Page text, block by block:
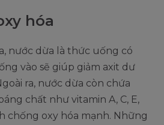
hóa
nước dừa là thức uống có
vào sẽ giúp giảm axit dư
ra, nước dừa còn chứa
chất như vitamin A, C, E,
chống oxy hóa mạnh. Những